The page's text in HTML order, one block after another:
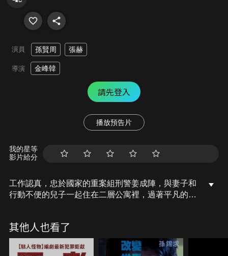
演員 孫賢周 張赫
導演 金峰韓
請先登入
播放預告片
我的星等
影片給分
工作認真，忠於國家的重案組刑警姜成陣，與妻子和
行動不便的兒子一起住在二層公寓裡，過著平凡的生
人案的線索。但在追查過程中，不知不覺被捲入國家
安全部的新任部長崔圭南主導的秘密計劃，陷入了危
險的境地…
其他人也看了